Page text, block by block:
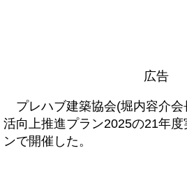
広告
プレハブ建築協会(堀内容介
活向上推進プラン2025の21年
ンで開催した。